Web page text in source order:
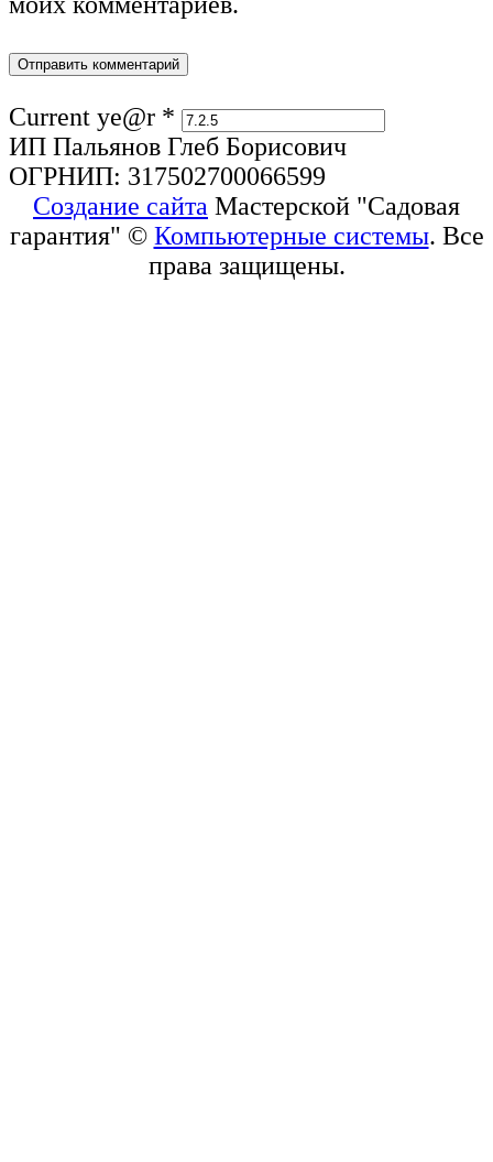
Current ye@r *
ИП Пальянов Глеб Борисович
ОГРНИП: 317502700066599
Создание сайта Мастерской "Садовая
гарантия" © Компьютерные системы. Все
права защищены.